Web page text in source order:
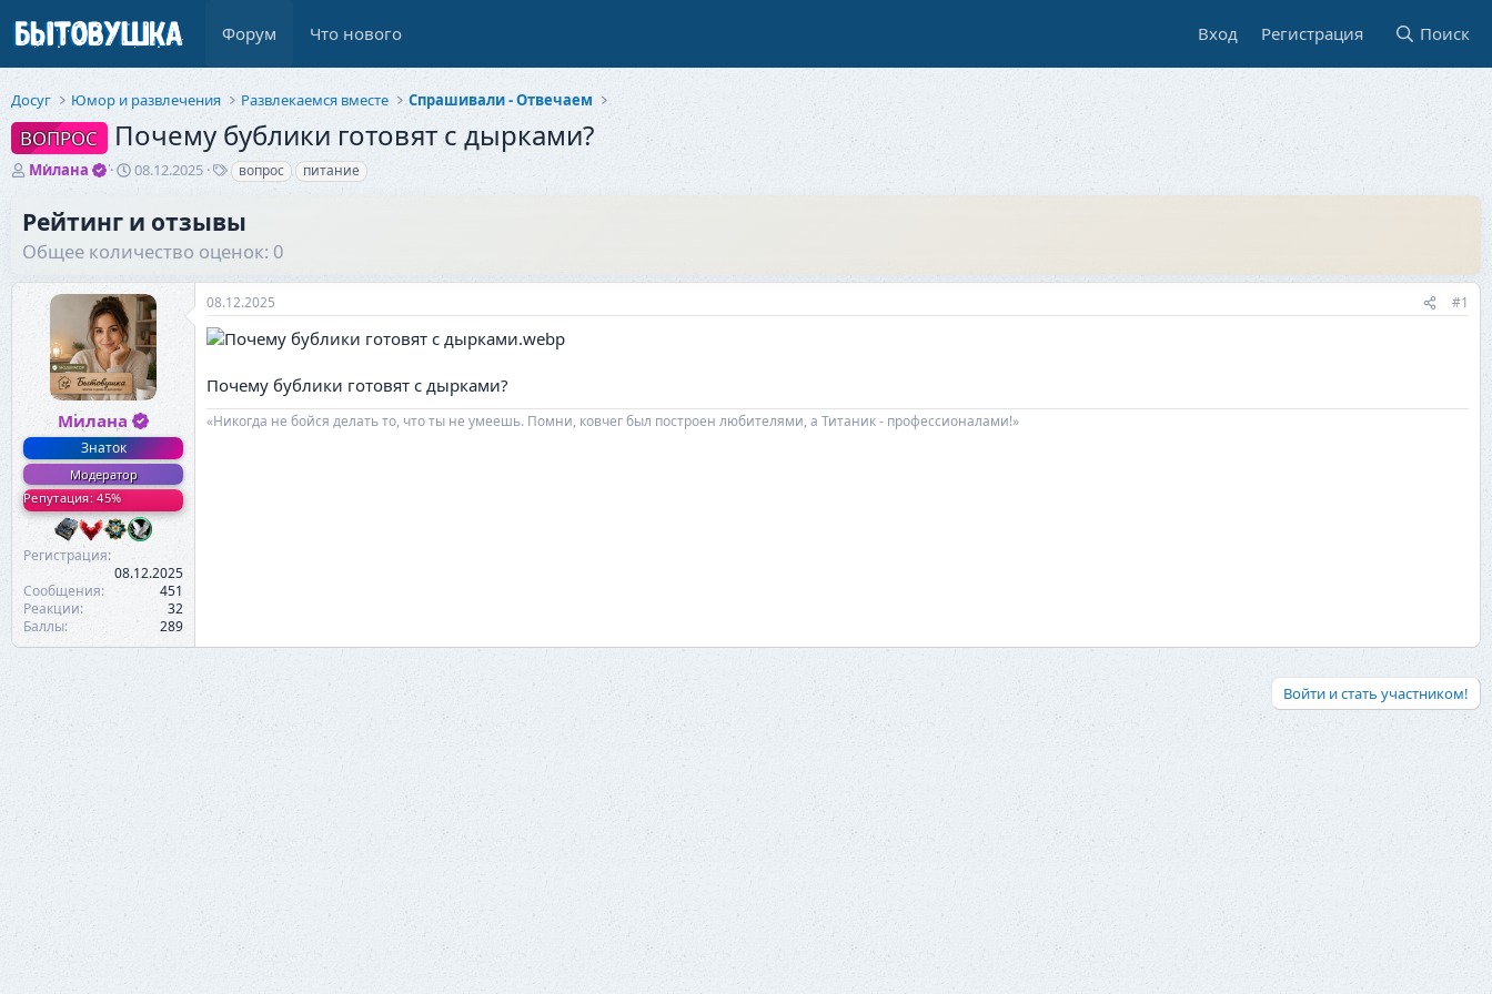
Форум Что нового Вход Регистрация Поиск
Досуг Юмор и развлечения Развлекаемся вместе Спрашивали - Отвечаем
ВОПРОС Почему бублики готовят с дырками?
А
о
р
е
Милана
Д
а
н
ч
а
л
а
08.12.2025
Т
и
вопрос питание
Рейтинг и отзывы
Общее количество оценок: 0
Милана
Знаток
Модератор
Репутация: 45%
Регистрация
08.12.2025
Сообщения
451
Реакции
32
Баллы
289
08.12.2025 #1
Почему бублики готовят с дырками?
«Никогда не бойся делать то, что ты не умеешь. Помни, ковчег был построен любителями, а Титаник - профессионалами!»
Войти и стать участником!